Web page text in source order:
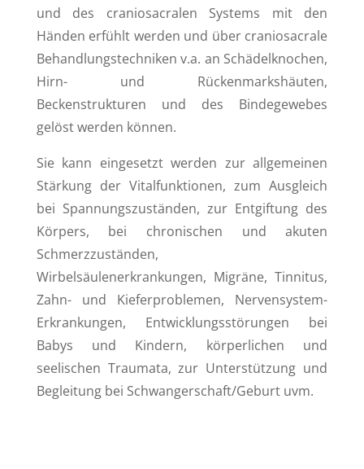
und des craniosacralen Systems mit den
Händen erfühlt werden und über craniosacrale
Behandlungstechniken v.a. an Schädelknochen,
Hirn- und Rückenmarkshäuten,
Beckenstrukturen und des Bindegewebes
gelöst werden können.
Sie kann eingesetzt werden zur allgemeinen
Stärkung der Vitalfunktionen, zum Ausgleich
bei Spannungszuständen, zur Entgiftung des
Körpers, bei chronischen und akuten
Schmerzzuständen,
Wirbelsäulenerkrankungen, Migräne, Tinnitus,
Zahn- und Kieferproblemen, Nervensystem-
Erkrankungen, Entwicklungsstörungen bei
Babys und Kindern, körperlichen und
seelischen Traumata, zur Unterstützung und
Begleitung bei Schwangerschaft/Geburt uvm.